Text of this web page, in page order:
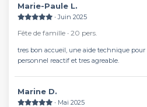
Marie-Paule L.
∙ Juin 2025
Fête de famille ∙ 20 pers.
tres bon accueil, une aide technique
personnel reactif et tres agreable.
Marine D.
∙ Mai 2025